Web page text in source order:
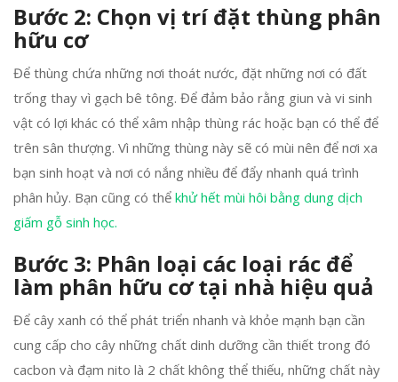
Bước 2: Chọn vị trí đặt thùng phân
hữu cơ
Để thùng chứa những nơi thoát nước, đặt những nơi có đất
trống thay vì gạch bê tông. Để đảm bảo rằng giun và vi sinh
vật có lợi khác có thể xâm nhập thùng rác hoặc bạn có thể để
trên sân thượng. Vì những thùng này sẽ có mùi nên để nơi xa
bạn sinh hoạt và nơi có nắng nhiều để đẩy nhanh quá trình
phân hủy. Bạn cũng có thể khử hết mùi hôi bằng dung dịch
giấm gỗ sinh học.
Bước 3: Phân loại các loại rác để
làm phân hữu cơ tại nhà hiệu quả
Để cây xanh có thể phát triển nhanh và khỏe mạnh bạn cần
cung cấp cho cây những chất dinh dưỡng cần thiết trong đó
cacbon và đạm nito là 2 chất không thể thiếu, những chất này